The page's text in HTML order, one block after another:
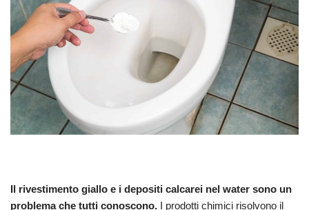
Il rivestimento giallo e i depositi calcarei nel water sono un
problema che tutti conoscono. I prodotti chimici risolvono il